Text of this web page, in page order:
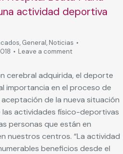
actividad deportiva
, General, Noticias
Leave a comment
cerebral adquirida, el deporte
importancia en el proceso de
de la nueva situación
las actividades físico-deportivas
personas que están en
nuestros centros. “La actividad
beneficios desde el